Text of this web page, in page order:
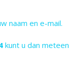
naam en e-mail.
kunt u dan meteen